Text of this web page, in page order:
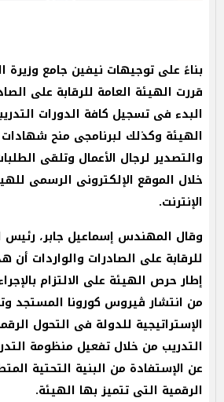
بناءً على توجيهات نيفين جامع وزيرة
قررت الهيئة العامة للرقابة على
البدء فى تسجيل كافة الدورات
الهيئة وكذلك لبرنامجى منح شهادات
والتصدير لرجال الأعمال وتلقى
خلال الموقع الإلكترونى الرسمى
الإنترنت.
وقال المهندس إسماعيل جابر، رئيس
للرقابة على الصادرات والواردات أن
إطار حرص الهيئة على الالتزام
من انتشار ڤيروس كورونا المستجد
الإستراتيجية للدولة فى التحول
التدريب من خلال تفعيل منظومة
عن الإستفادة من البنية التحتية
الرقمية التى تتميز بها الهيئة.